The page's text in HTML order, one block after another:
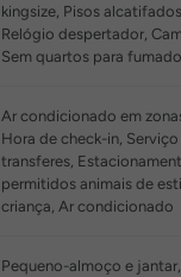
kingsize, Pisos
Relógio despertador,
Sem quartos para
Ar condicionado em
Hora de check-in,
transferes,
permitidos animais de
criança, Ar condicionado
Pequeno-almoço e